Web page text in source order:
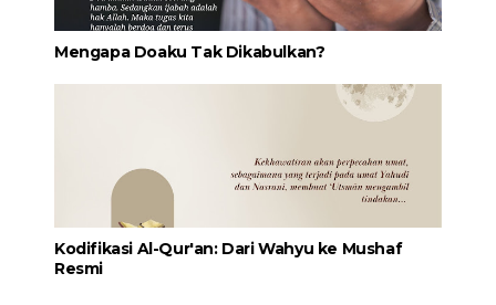
Mengapa Doaku Tak Dikabulkan?
Kodifikasi Al-Qur'an: Dari Wahyu ke Mushaf
Resmi